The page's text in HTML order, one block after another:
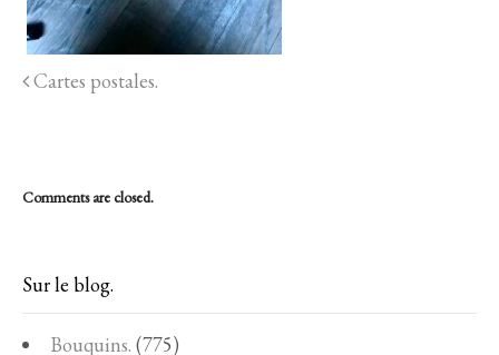
Cartes postales.
Comments are closed.
Sur le blog.
Bouquins. (775)